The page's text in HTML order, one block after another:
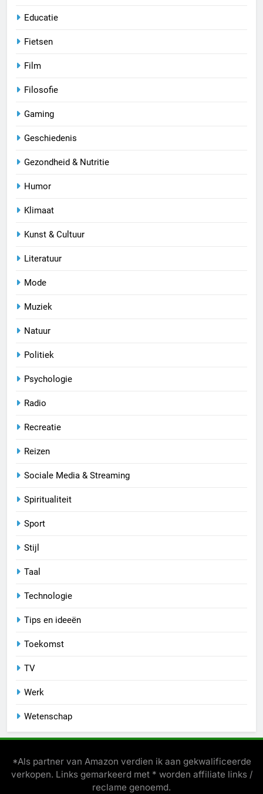
Educatie
Fietsen
Film
Filosofie
Gaming
Geschiedenis
Gezondheid & Nutritie
Humor
Klimaat
Kunst & Cultuur
Literatuur
Mode
Muziek
Natuur
Politiek
Psychologie
Radio
Recreatie
Reizen
Sociale Media & Streaming
Spiritualiteit
Sport
Stijl
Taal
Technologie
Tips en ideeën
Toekomst
TV
Werk
Wetenschap
*Als partner van Amazon verdien ik aan gekwalificeerde
verkopen. Links gemarkeerd met * worden affiliate links /
reclame genoemd.